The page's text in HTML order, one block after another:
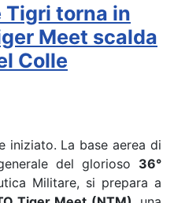
torna in
Meet scalda
Colle
iniziato. La base aerea di
del glorioso 36°
Militare, si prepara a